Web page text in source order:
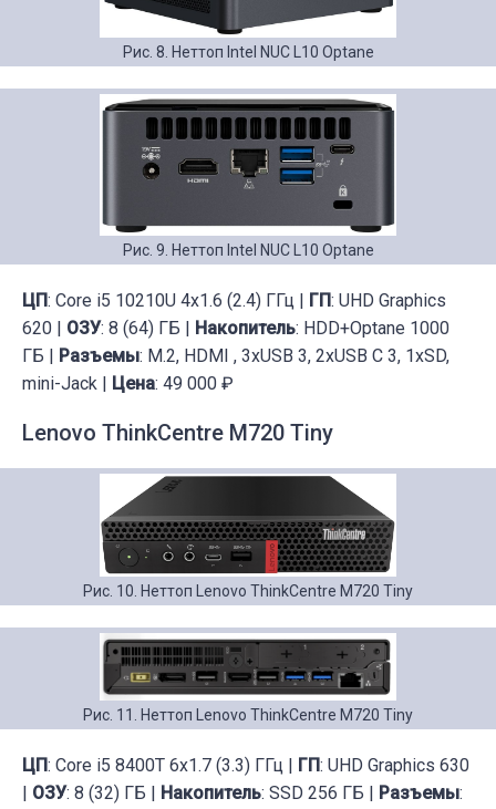
Рис. 8. Неттоп Intel NUC L10 Optane
Рис. 9. Неттоп Intel NUC L10 Optane
ЦП: Core i5 10210U 4x1.6 (2.4) ГГц | ГП: UHD Graphics
620 | ОЗУ: 8 (64) ГБ | Накопитель: HDD+Optane 1000
ГБ |
Разъемы: M.2, HDMI , 3xUSB 3, 2xUSB C 3, 1xSD,
mini-Jack |
Цена: 49 000 ₽
Lenovo ThinkCentre M720 Tiny
Рис. 10. Неттоп Lenovo ThinkCentre M720 Tiny
Рис. 11. Неттоп Lenovo ThinkCentre M720 Tiny
ЦП: Core i5 8400T 6x1.7 (3.3) ГГц | ГП: UHD Graphics 630
ОЗУ: 8 (32) ГБ | Накопитель: SSD 256 ГБ | Разъемы: